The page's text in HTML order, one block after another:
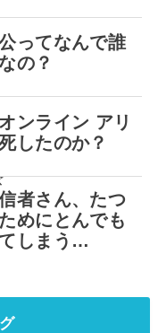
ってなんで誰
の？
ンライン アリ
したのか？
者さん、たつ
めにとんでも
しまう…